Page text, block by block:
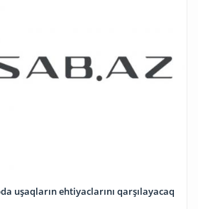
uşaqların ehtiyaclarını qarşılayacaq